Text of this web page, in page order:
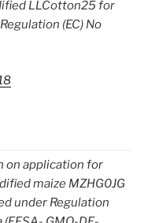
LLCotton25 for
(EC) No
on application for
maize MZHG0JG
under Regulation